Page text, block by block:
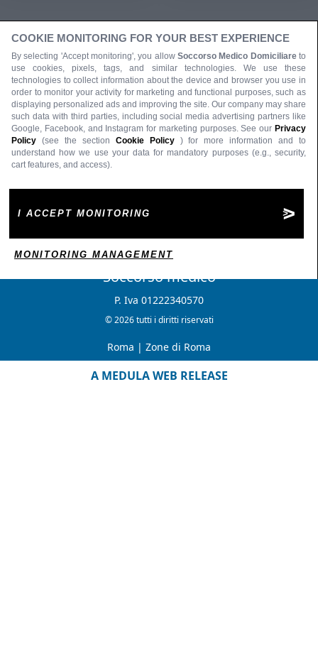
Soccorso medico
P. Iva 01222340570
© 2026 tutti i diritti riservati
Roma | Zone di Roma
A MEDULA WEB RELEASE
COOKIE MONITORING FOR YOUR BEST EXPERIENCE
By selecting 'Accept monitoring', you allow Soccorso Medico Domiciliare to
use cookies, pixels, tags, and similar technologies. We use these
technologies to collect information about the device and browser you use in
order to monitor your activity for marketing and functional purposes, such as
displaying personalized ads and improving the site. Our company may share
such data with third parties, including social media advertising partners like
Google, Facebook, and Instagram for marketing purposes. See our Privacy
Policy (see the section Cookie Policy
) for more information and to
understand how we use your data for mandatory purposes (e.g., security,
cart features, and access).
I ACCEPT MONITORING
MONITORING MANAGEMENT